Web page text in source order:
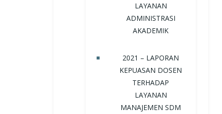
LAYANAN
ADMINISTRASI
AKADEMIK
2021 – LAPORAN
KEPUASAN DOSEN
TERHADAP
LAYANAN
MANAJEMEN SDM